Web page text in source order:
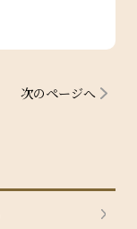
次のページへ